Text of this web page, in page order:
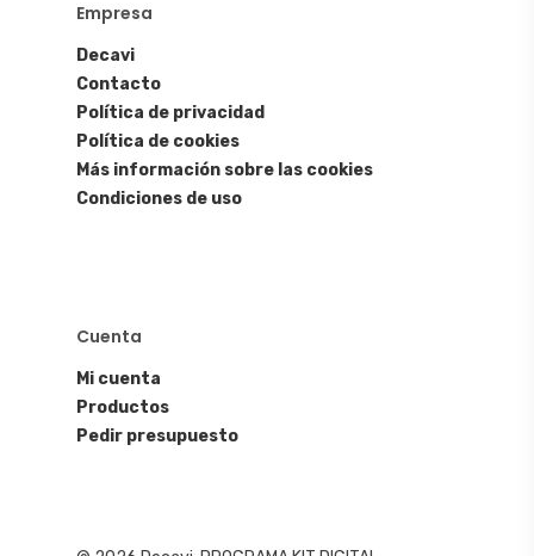
Empresa
Decavi
Contacto
Política de privacidad
Política de cookies
Más información sobre las cookies
Condiciones de uso
Cuenta
Mi cuenta
Productos
Pedir presupuesto